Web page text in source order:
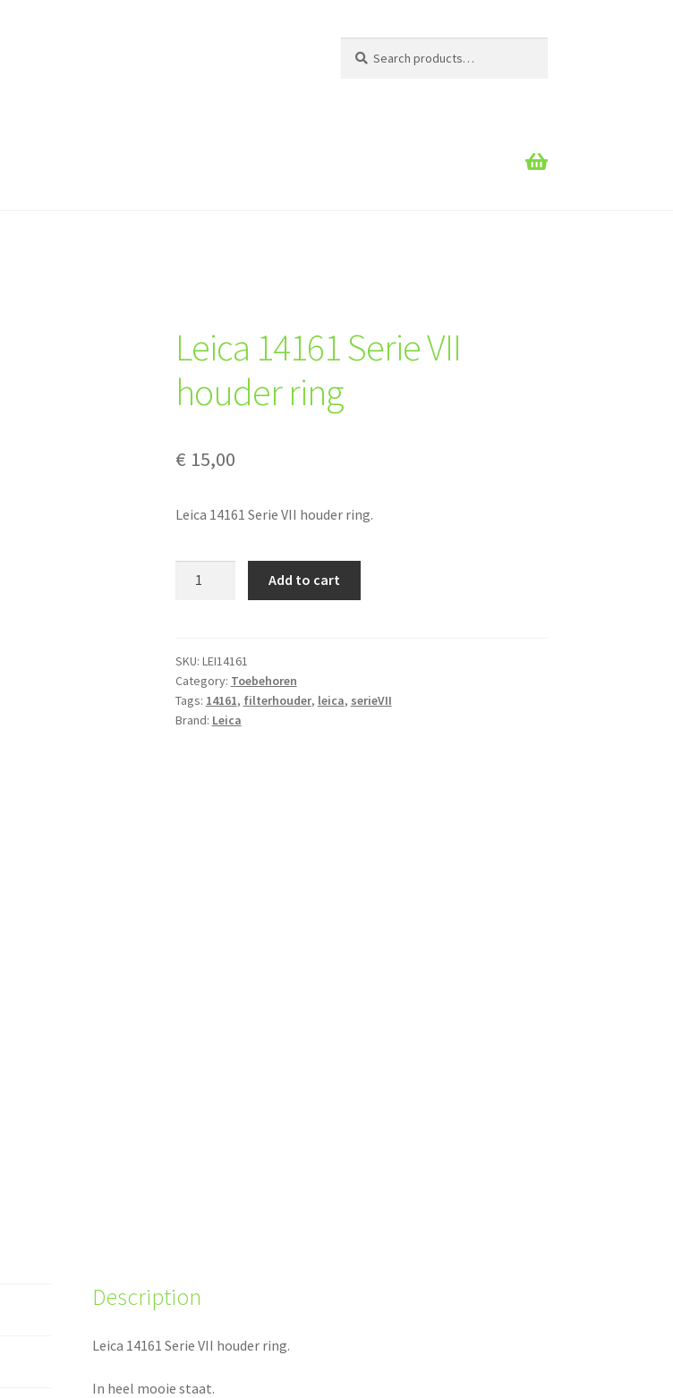
for:
Leica 14161 Serie VII
houder ring
€ 15,00
Leica 14161 Serie VII houder ring.
houder
ring
quantity
Add to cart
SKU: LEI14161
Category: Toebehoren
Tags: 14161, filterhouder, leica, serieVII
Brand: Leica
Description
Leica 14161 Serie VII houder ring.
In heel mooie staat.